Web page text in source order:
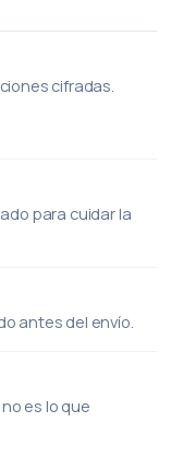
cifradas.
para cuidar la
antes del envío.
es lo que